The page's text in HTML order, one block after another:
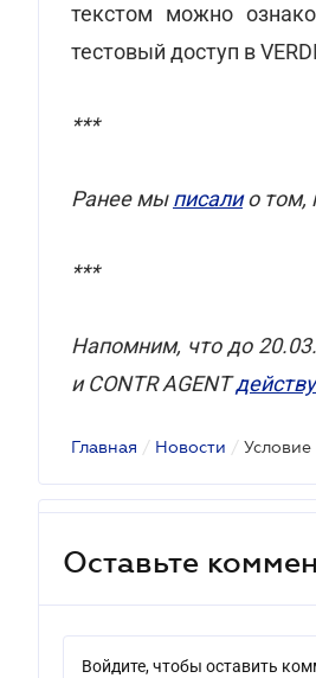
текстом можно
тестовый доступ в
***
Ранее мыписалио том,
***
Напомним, что до
и CONTR AGENT
Главная / Новости /
Оставьте
Войдите, чтобы оставить